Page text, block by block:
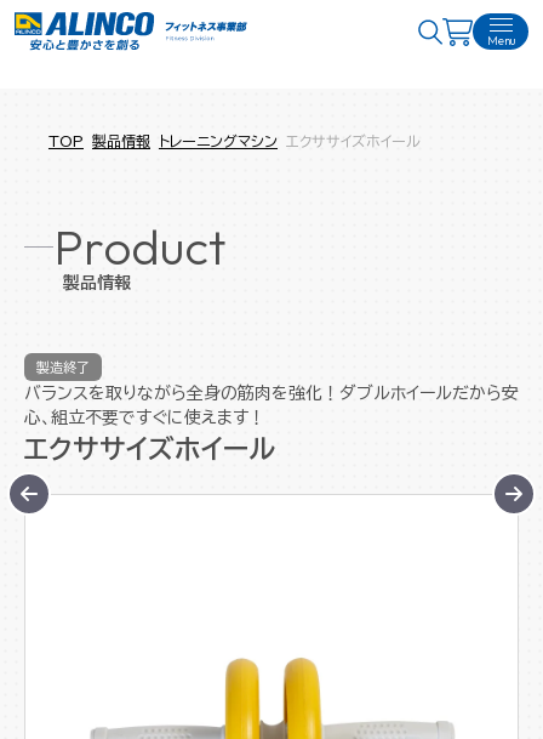
Menu
TOP 製品情報 トレーニングマシン エクササイズホイール
Product
製品情報
製造終了
バランスを取りながら全身の筋肉を強化！ダブルホイールだから安
心、組立不要ですぐに使えます！
エクササイズホイール